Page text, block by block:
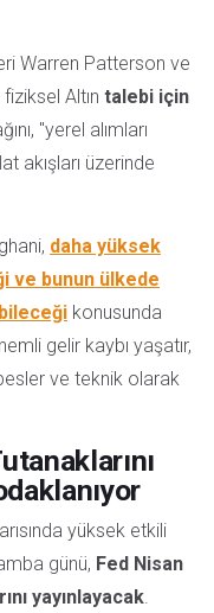
Warren Patterson ve
Altın talebi için
"yerel alımları
akışları üzerinde
daha yüksek
ve bunun ülkede
konusunda
gelir kaybı yaşatır,
ve teknik olarak
yüksek etkili
günü, Fed Nisan
yayınlayacak.